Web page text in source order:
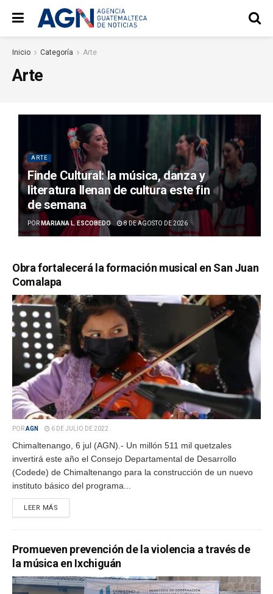
Inicio Categoría Arte
Arte
ARTE
Finde Cultural: la música, danza y
literatura llenan de cultura este fin
de semana
POR MARIANA L. ESCOBEDO 8 DE AGOSTO DE 2026
Obra fortalecerá la formación musical en San Juan
Comalapa
PORAGN 6 DE JULIO DE 2022
Chimaltenango, 6 jul (AGN).- Un millón 511 mil quetzales
invertirá este año el Consejo Departamental de Desarrollo
(Codede) de Chimaltenango para la construcción de un nuevo
instituto básico del programa...
LEER MÁS
Promueven prevención de la violencia a través de
la música en Ixchiguán